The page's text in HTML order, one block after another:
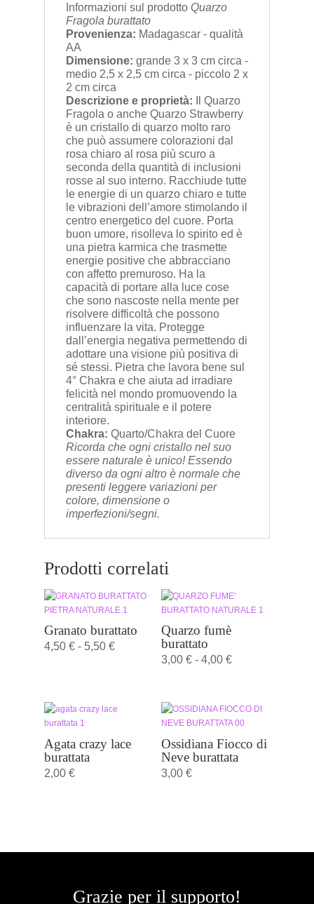
Informazioni sul prodottoQuarzo
Fragola burattato
Provenienza: Madagascar - qualità
AA
Dimensione: grande 3 x 3 cm circa -
medio 2,5 x 2,5 cm circa - piccolo 2 x
2 cm circa
Descrizione e proprietà: Il Quarzo
Fragola o anche Quarzo Strawberry
è un cristallo di quarzo molto raro
che può assumere colorazioni dal
rosa chiaro al rosa più scuro a
seconda della quantità di inclusioni
rosse al suo interno. Racchiude tutte
le energie di un quarzo chiaro e tutte
le vibrazioni dell’amore stimolando il
centro energetico del cuore. Porta
buon umore, risolleva lo spirito ed è
una pietra karmica che trasmette
energie positive che abbracciano
con affetto premuroso. Ha la
capacità di portare alla luce cose
che sono nascoste nella mente per
risolvere difficoltà che possono
influenzare la vita. Protegge
dall’energia negativa permettendo di
adottare una visione più positiva di
sé stessi. Pietra che lavora bene sul
4° Chakra e che aiuta ad irradiare
felicità nel mondo promuovendo la
centralità spirituale e il potere
interiore.
Chakra: Quarto/Chakra del Cuore
Ricorda che ogni cristallo nel suo
essere naturale è unico! Essendo
diverso da ogni altro è normale che
presenti leggere variazioni per
colore, dimensione o
imperfezioni/segni.
Prodotti correlati
Granato burattato
4,50 € - 5,50 €Fascia
a
Quarzo fumè
burattato
3,00€ - 4,00€Fascia
da
a
Agata crazy lace
burattata
2,00 €
Ossidiana Fiocco di
Neve burattata
3,00€
Grazie per il supporto!